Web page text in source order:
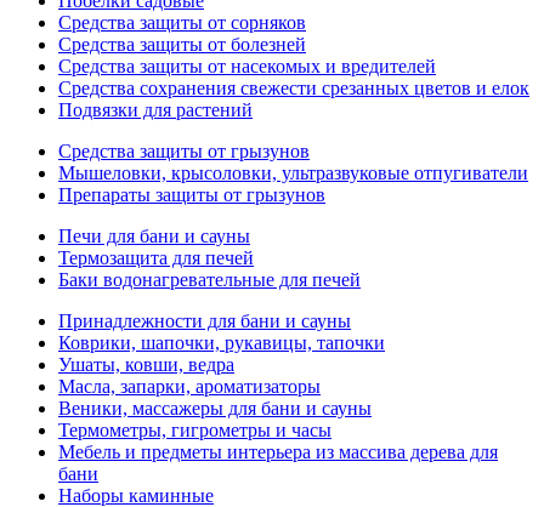
Средства защиты от сорняков
Средства защиты от болезней
Средства защиты от насекомых и вредителей
Средства сохранения свежести срезанных цветов и елок
Подвязки для растений
Средства защиты от грызунов
Мышеловки, крысоловки, ультразвуковые отпугиватели
Препараты защиты от грызунов
Печи для бани и сауны
Термозащита для печей
Баки водонагревательные для печей
Принадлежности для бани и сауны
Коврики, шапочки, рукавицы, тапочки
Ушаты, ковши, ведра
Масла, запарки, ароматизаторы
Веники, массажеры для бани и сауны
Термометры, гигрометры и часы
Мебель и предметы интерьера из массива дерева для
бани
Наборы каминные